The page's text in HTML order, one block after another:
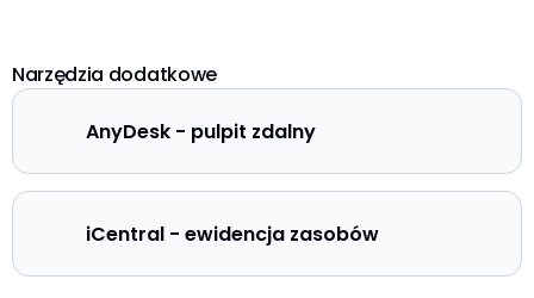
Narzędzia dodatkowe
AnyDesk - pulpit zdalny
iCentral - ewidencja zasobów